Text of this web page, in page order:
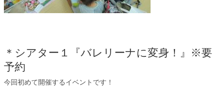
＊シアター１『バレリーナに変身！』※要
予約
今回初めて開催するイベントです！